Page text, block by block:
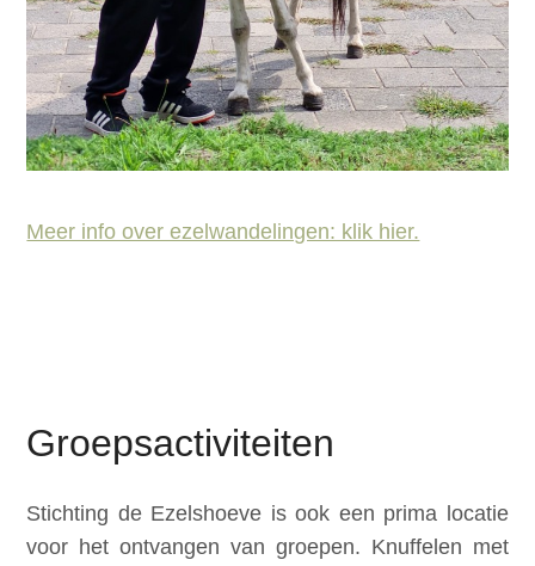
Meer info over ezelwandelingen: klik hier.
Groepsactiviteiten
Stichting de Ezelshoeve is ook een prima locatie
voor het ontvangen van groepen. Knuffelen met